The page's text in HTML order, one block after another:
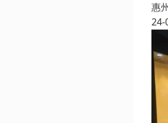
惠
24-